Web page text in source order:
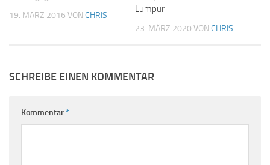
19. MÄRZ 2016 VON CHRIS
Lumpur
23. MÄRZ 2020 VON CHRIS
SCHREIBE EINEN KOMMENTAR
Kommentar*